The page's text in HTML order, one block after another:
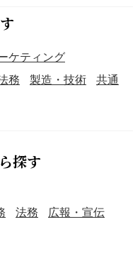
ケティング
務 製造・技術
共通
探す
法務
広報・宣伝